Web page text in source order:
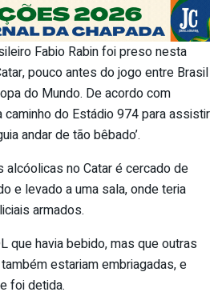
Fabio Rabin foi preso nesta
pouco antes do jogo entre Brasil
do Mundo. De acordo com
caminho do Estádio 974 para assistir
andar de tão bêbado’.
alcóolicas no Catar é cercado de
e levado a uma sala, onde teria
armados.
que havia bebido, mas que outras
estariam embriagadas, e
foi detida.